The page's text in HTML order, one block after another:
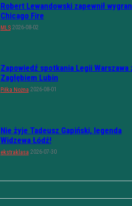
Robert Lewandowski zapewnił
Chicago Fire
MLS 2026-08-02
Zapowiedź spotkania Legii Warszawa
Zagłębiem Lubin
Piłka Nożna 2026-08-01
Nie żyje Tadeusz Gapiński, legenda
Widzewa Łódź!
ekstraklasa 2026-07-30